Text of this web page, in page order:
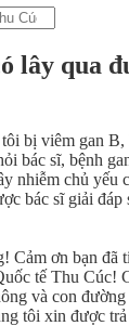
lây qua
bị viêm gan
bác sĩ, bệnh
nhiễm chủ yếu
bác sĩ giải
Cảm ơn bạn đã
tế Thu Cúc!
và con
tôi xin được